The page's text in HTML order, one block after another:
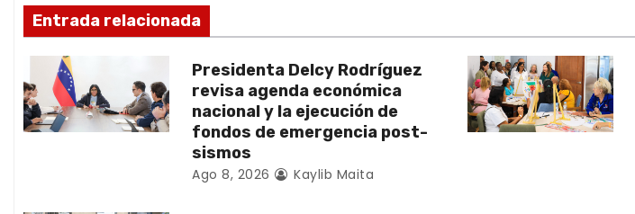
ó
n
d
e
n
Entrada relacionada
Presidenta Delcy Rodríguez
revisa agenda económica
nacional y la ejecución de
fondos de emergencia post-
sismos
Ago 8, 2026 Kaylib Maita